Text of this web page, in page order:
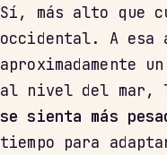
Sí, más alto que
occidental. A
aproximadamente
al nivel del mar,
se sienta más
tiempo para